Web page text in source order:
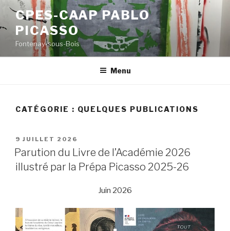
Aller
contenu
principal
CPES-CAAP PABLO
PICASSO
Fontenay-sous-Bois
Menu
CATÉGORIE : QUELQUES PUBLICATIONS
PUBLIÉ
LE
9 JUILLET 2026
Parution du Livre de l’Académie 2026
illustré par la Prépa Picasso 2025-26
Juin 2026